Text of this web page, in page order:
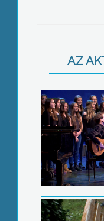
AZ
Új